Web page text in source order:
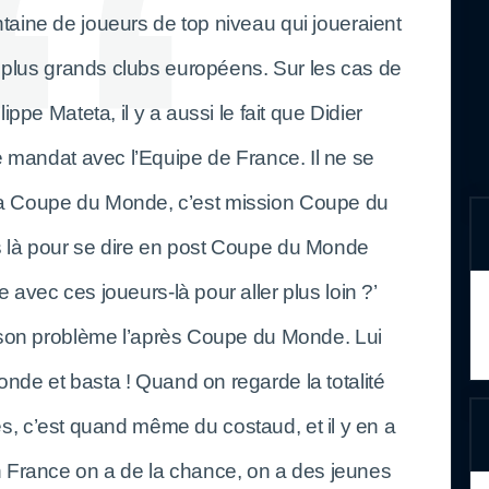
de joueurs de top niveau qui joueraient
grands clubs européens. Sur les cas de
Mateta, il y a aussi le fait que Didier
avec l’Equipe de France. Il ne se
du Monde, c’est mission Coupe du
là pour se dire en post Coupe du Monde
avec ces joueurs-là pour aller plus loin ?’
problème l’après Coupe du Monde. Lui
et basta ! Quand on regarde la totalité
c’est quand même du costaud, et il y en a
France on a de la chance, on a des jeunes